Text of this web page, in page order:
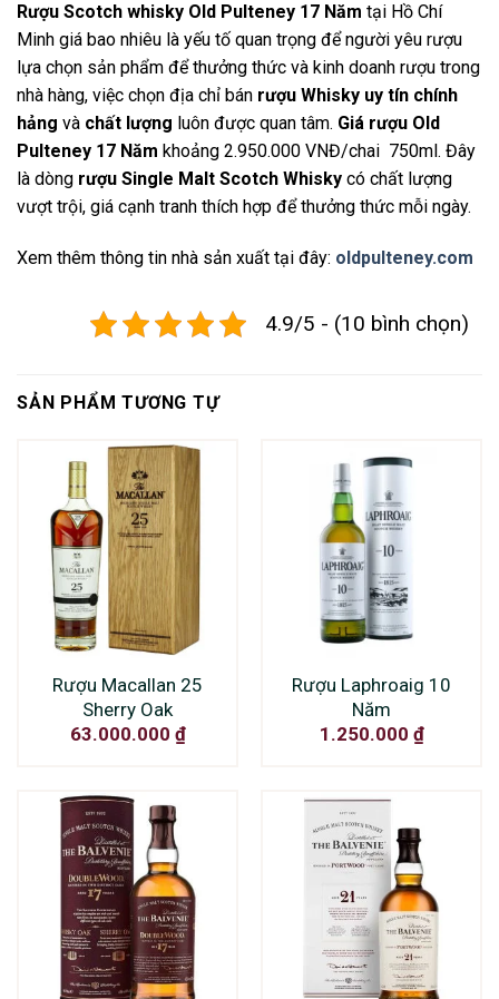
Rượu Scotch whisky Old Pulteney 17 Năm tại Hồ Chí
Minh giá bao nhiêu là yếu tố quan trọng để người yêu rượu
lựa chọn sản phẩm để thưởng thức và kinh doanh rượu trong
nhà hàng, việc chọn địa chỉ bán rượu Whisky uy tín chính
hảng và chất lượng luôn được quan tâm. Giá rượu Old
Pulteney 17 Năm khoảng 2.950.000 VNĐ/chai 750ml. Đây
là dòng rượu Single Malt Scotch Whisky có chất lượng
vượt trội, giá cạnh tranh thích hợp để thưởng thức mỗi ngày.
Xem thêm thông tin nhà sản xuất tại đây: oldpulteney.com
4.9/5 - (10 bình chọn)
SẢN PHẨM TƯƠNG TỰ
Rượu Macallan 25
Sherry Oak
63.000.000 ₫
Rượu Laphroaig 10
Năm
1.250.000 ₫